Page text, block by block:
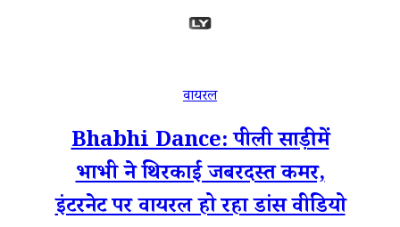
वायरल
Bhabhi Dance: पीली साड़ी में
भाभी ने थिरकाई जबरदस्त कमर,
इंटरनेट पर वायरल हो रहा डांस वीडियो